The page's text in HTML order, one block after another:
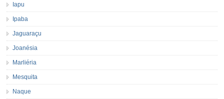
Iapu
Ipaba
Jaguaraçu
Joanésia
Marliéria
Mesquita
Naque